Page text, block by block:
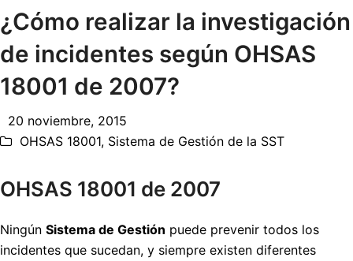
¿Cómo realizar la investigación
de incidentes según OHSAS
18001 de 2007?
20 noviembre, 2015
OHSAS 18001, Sistema de Gestión de la SST
OHSAS 18001 de 2007
Ningún Sistema de Gestión puede prevenir todos los
incidentes que sucedan, y siempre existen diferentes